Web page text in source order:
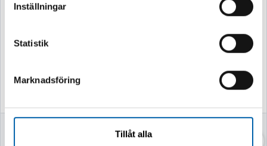
Inställningar
Statistik
Marknadsföring
Tillåt alla